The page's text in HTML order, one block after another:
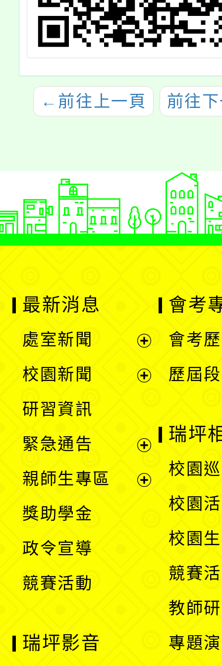
← 前往上一頁 前往
最新消息
處室新聞
單
校園新聞
選
單
研習資訊
緊急通告
親師生專區
獎助學金
政令宣導
競賽活動
會考
會考
歷屆
瑞坪
校園
校園
校園
競賽
教師
專題
瑞坪影音